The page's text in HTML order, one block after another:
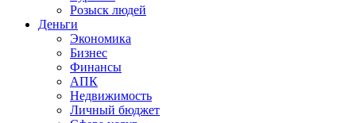
Розыск людей
Деньги
Экономика
Бизнес
Финансы
АПК
Недвижимость
Личный бюджет